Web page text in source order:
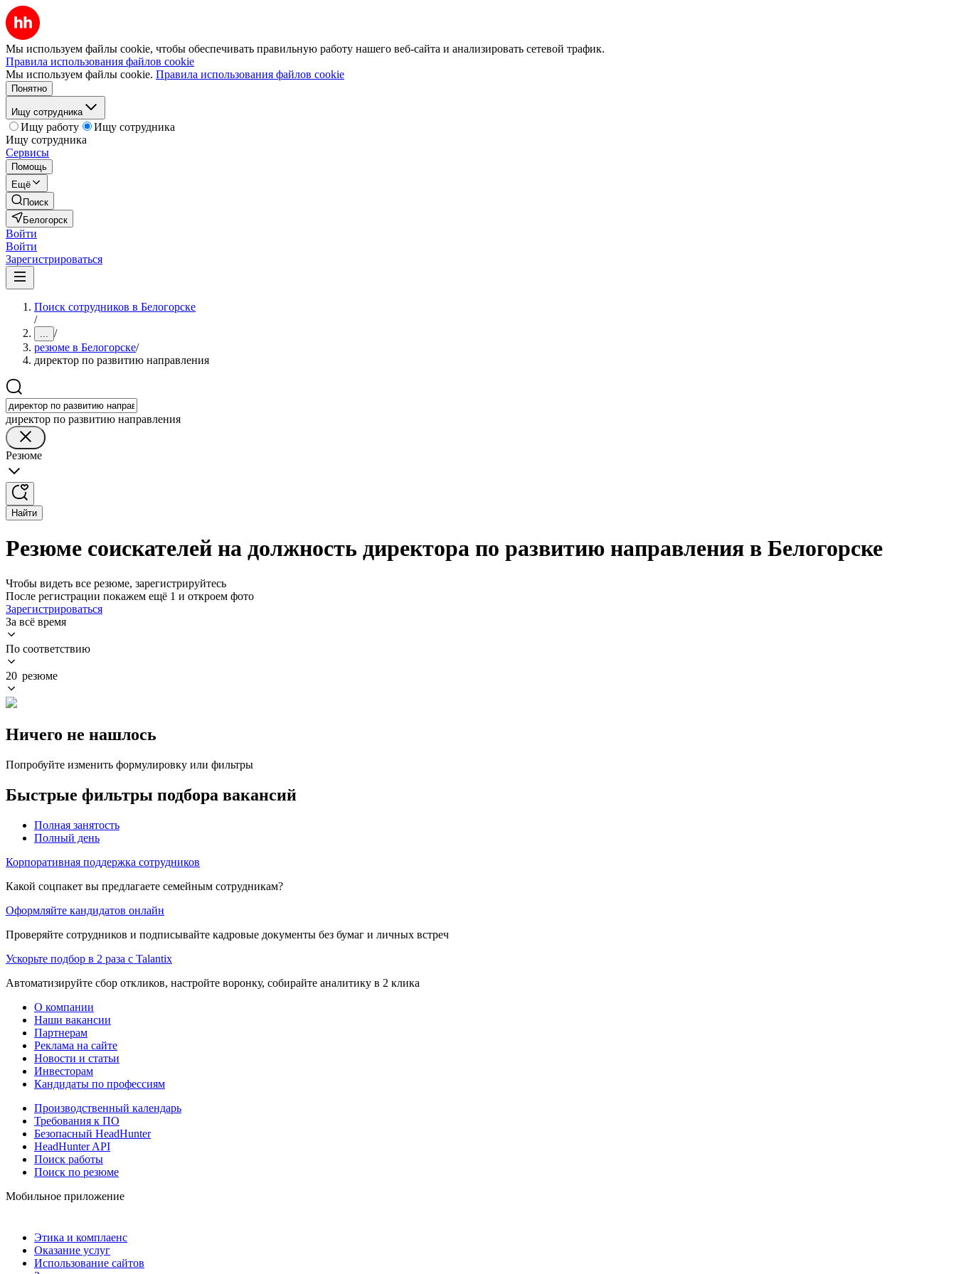
Мы используем файлы cookie, чтобы обеспечивать правильную работу нашего веб-сайта и анализировать сетевой трафик.
Правила использования файлов cookie
Мы используем файлы cookie. Правила использования файлов cookie
Понятно
Ищу сотрудника
Ищу работу
Ищу сотрудника
Ищу сотрудника
Сервисы
Помощь
Ещё
Поиск
Белогорск
Войти
Войти
Зарегистрироваться
Поиск сотрудников в Белогорске
/
... /
резюме в Белогорске/
директор по развитию направления
директор по развитию направления
Резюме
Найти
Резюме соискателей на должность директора по развитию направления в Белогорске
Чтобы видеть все резюме, зарегистрируйтесь
После регистрации покажем ещё 1 и откроем фото
Зарегистрироваться
За всё время
По соответствию
20 резюме
Ничего не нашлось
Попробуйте изменить формулировку или фильтры
Быстрые фильтры подбора вакансий
Полная занятость
Полный день
Корпоративная поддержка сотрудников
Какой соцпакет вы предлагаете семейным сотрудникам?
Оформляйте кандидатов онлайн
Проверяйте сотрудников и подписывайте кадровые документы без бумаг и личных встреч
Ускорьте подбор в 2 раза с Talantix
Автоматизируйте сбор откликов, настройте воронку, собирайте аналитику в 2 клика
О компании
Наши вакансии
Партнерам
Реклама на сайте
Новости и статьи
Инвесторам
Кандидаты по профессиям
Производственный календарь
Требования к ПО
Безопасный HeadHunter
HeadHunter API
Поиск работы
Поиск по резюме
Мобильное приложение
Этика и комплаенс
Оказание услуг
Использование сайтов